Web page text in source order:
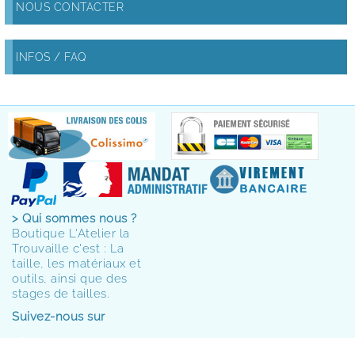
NOUS CONTACTER
INFOS / FAQ
> Qui sommes nous ?
Boutique L'Atelier la
Trouvaille c'est : La
taille, les matériaux et
outils, ainsi que des
stages de tailles.
Suivez-nous sur